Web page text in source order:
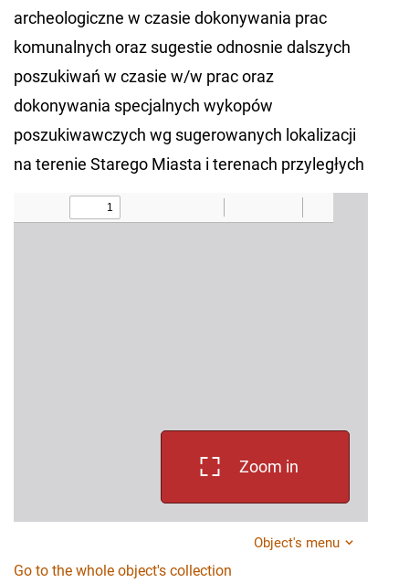
archeologiczne w czasie dokonywania prac
komunalnych oraz sugestie odnosnie dalszych
poszukiwań w czasie w/w prac oraz
dokonywania specjalnych wykopów
poszukiwawczych wg sugerowanych lokalizacji
na terenie Starego Miasta i terenach przyległych
Zoom in
Object's menu
Go to the whole object's collection